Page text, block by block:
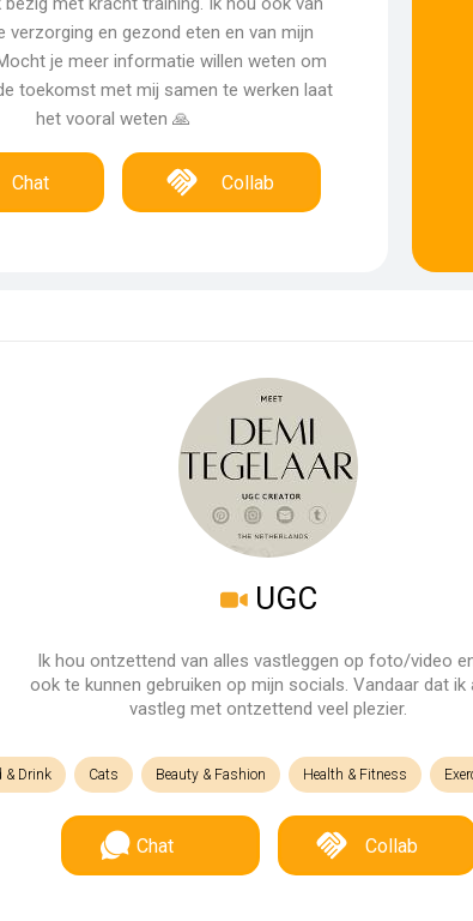
verzorging en gezond eten en van mijn
je meer informatie willen weten om
toekomst met mij samen te werken laat
het vooral weten 🙏
Chat Collab
UGC
Ik hou ontzettend van alles vastleggen op foto/video
ook te kunnen gebruiken op mijn socials. Vandaar dat ik
vastleg met ontzettend veel plezier.
& Drink Cats Beauty & Fashion Health & Fitness
Chat Collab